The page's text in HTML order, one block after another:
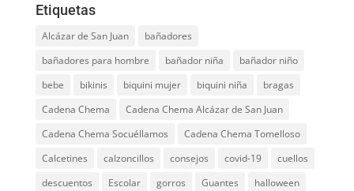
Etiquetas
Alcázar de San Juan
bañadores
bañadores para hombre
bañador niña
bañador niño
bebe
bikinis biquini mujer biquini niña
bragas
Cadena Chema
Cadena Chema Alcázar de San Juan
Cadena Chema Socuéllamos
Cadena Chema Tomelloso
Calcetines
calzoncillos consejos covid-19
cuellos
descuentos
Escolar gorros Guantes
halloween